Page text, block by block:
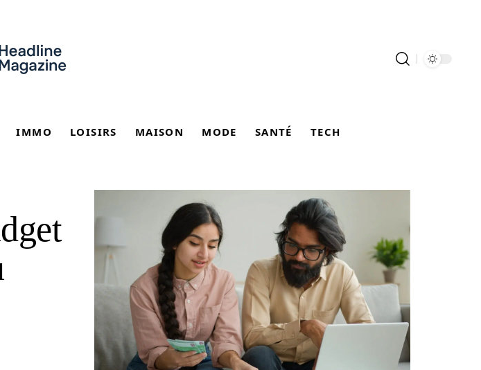
IMMO LOISIRS MAISON MODE SANTÉ TECH